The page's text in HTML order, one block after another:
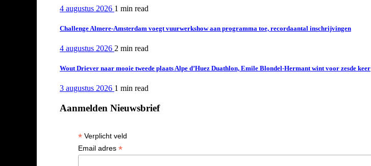
4 augustus 2026 1 min read
Challenge Almere-Amsterdam voegt vuurwerkshow aan programma toe, recordaantal inschrijvingen
4 augustus 2026 2 min read
Wout Driever naar mooie tweede plaats Alpe d’Huez Duathlon, Emile Blondel-Hermant wint voor zesde keer
3 augustus 2026 1 min read
Aanmelden Nieuwsbrief
* Verplicht veld
Email adres *